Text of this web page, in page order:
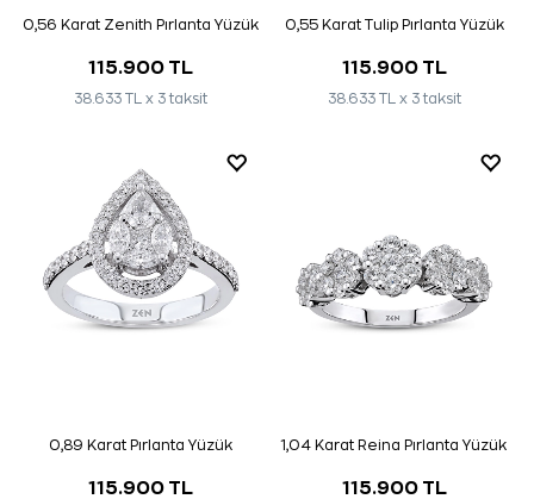
0,56 Karat Zenith Pırlanta Yüzük
115.900 TL
38.633 TL x 3 taksit
0,55 Karat Tulip Pırlanta Yüzük
115.900 TL
38.633 TL x 3 taksit
0,89 Karat Pırlanta Yüzük
115.900 TL
1,04 Karat Reina Pırlanta Yüzük
115.900 TL